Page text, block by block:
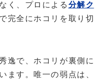
く、プロによる 分解ク
完全にホコリを取り切
逸で、ホコリが裏側に
ます。唯一の弱点は、